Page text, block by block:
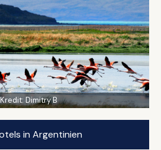
Kredit: Dimitry B
in Argentinien